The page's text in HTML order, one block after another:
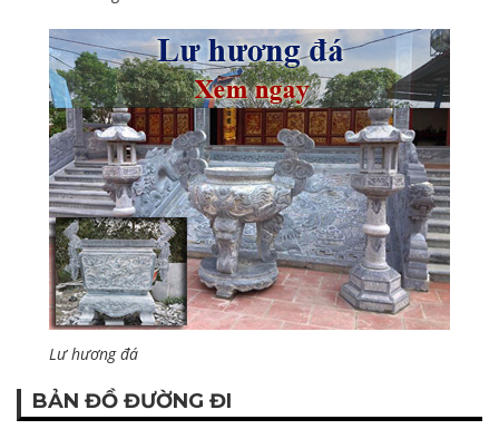
Lư hương đá
BẢN ĐỒ ĐƯỜNG ĐI